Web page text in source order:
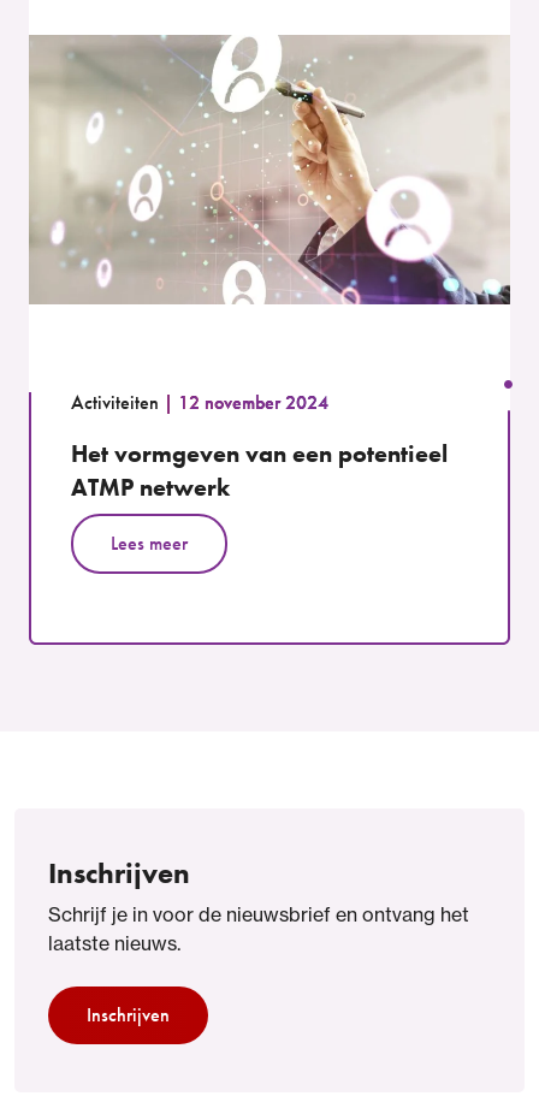
Activiteiten 12 november 2024
Het vormgeven van een potentieel
ATMP netwerk
Lees meer
Inschrijven
Schrijf je in voor de nieuwsbrief en ontvang het
laatste nieuws.
Inschrijven